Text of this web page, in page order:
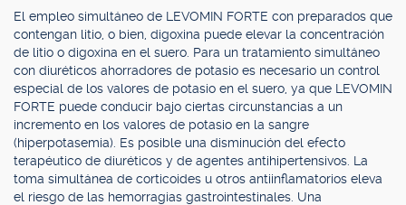
El empleo simultáneo de LEVOMIN FORTE con preparados que
contengan litio, o bien, digoxina puede elevar la concentración
de litio o digoxina en el suero. Para un tratamiento simultáneo
con diuréticos ahorradores de potasio es necesario un control
especial de los valores de potasio en el suero, ya que LEVOMIN
FORTE puede conducir bajo ciertas circunstancias a un
incremento en los valores de potasio en la sangre
(hiperpotasemia). Es posible una disminución del efecto
terapéutico de diuréticos y de agentes antihipertensivos. La
toma simultánea de corticoides u otros antiinflamatorios eleva
el riesgo de las hemorragias gastrointestinales. Una